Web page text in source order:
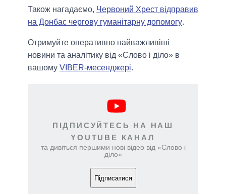
Також нагадаємо, Червоний Хрест відправив
на Донбас чергову гуманітарну допомогу.
Отримуйте оперативно найважливіші
новини та аналітику від «Слово і діло» в
вашому VIBER-месенджері.
ПІДПИСУЙТЕСЬ НА НАШ
YOUTUBE КАНАЛ
та дивіться першими нові відео від «Слово і
діло»
Підписатися